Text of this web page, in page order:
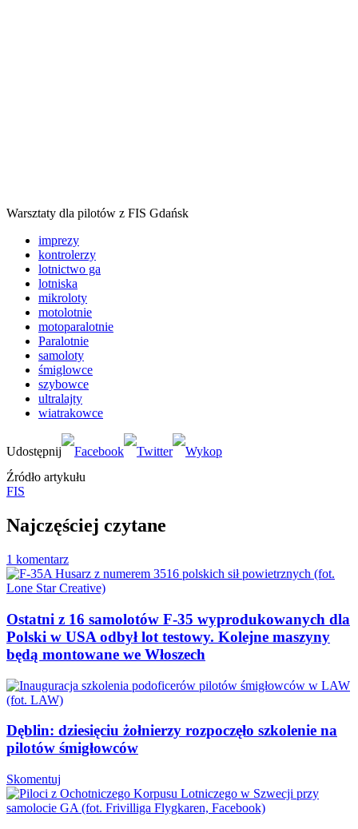
Warsztaty dla pilotów z FIS Gdańsk
imprezy
kontrolerzy
lotnictwo ga
lotniska
mikroloty
motolotnie
motoparalotnie
Paralotnie
samoloty
śmiglowce
szybowce
ultralajty
wiatrakowce
Źródło artykułu
FIS
Najczęściej czytane
1 komentarz
Ostatni z 16 samolotów F-35 wyprodukowanych dla
Polski w USA odbył lot testowy. Kolejne maszyny
będą montowane we Włoszech
Dęblin: dziesięciu żołnierzy rozpoczęło szkolenie na
pilotów śmigłowców
Skomentuj